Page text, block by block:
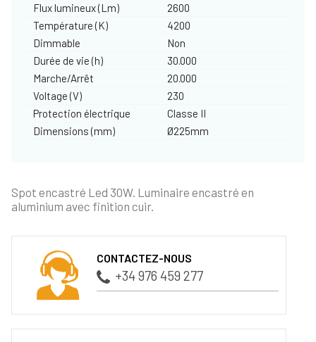
Flux lumineux (Lm)
2600
Température (K)
4200
Dimmable
Non
Durée de vie (h)
30.000
Marche/Arrêt
20.000
Voltage (V)
230
Protection électrique
Classe II
Dimensions (mm)
Ø225mm
Spot encastré Led 30W. Luminaire encastré en
aluminium avec finition cuir.
CONTACTEZ-NOUS
+34 976 459 277